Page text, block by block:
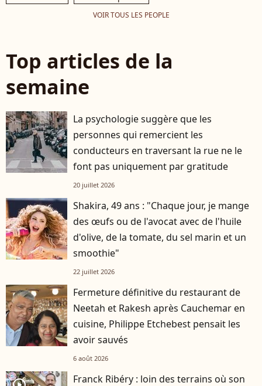
VOIR TOUS LES PEOPLE
Top articles de la
semaine
La psychologie suggère que les
personnes qui remercient les
conducteurs en traversant la rue ne le
font pas uniquement par gratitude
20 juillet 2026
Shakira, 49 ans : "Chaque jour, je mange
des œufs ou de l'avocat avec de l'huile
d'olive, de la tomate, du sel marin et un
smoothie"
22 juillet 2026
Fermeture définitive du restaurant de
Neetah et Rakesh après Cauchemar en
cuisine, Philippe Etchebest pensait les
avoir sauvés
6 août 2026
Franck Ribéry : loin des terrains où son